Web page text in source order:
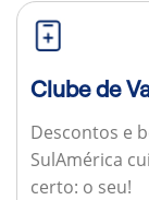
Clube de
Descontos e
SulAmérica
certo: o seu!